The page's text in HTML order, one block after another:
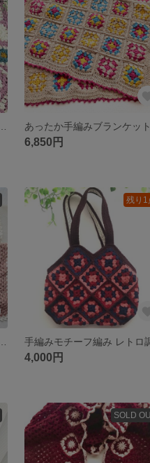
あったか手編みブランケット
6,850円
残り1
4,000円
SOLD